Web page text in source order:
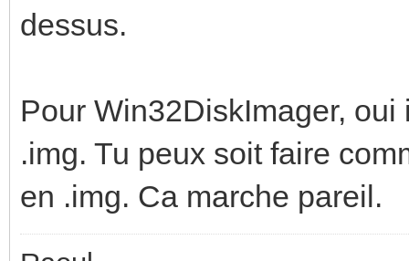
dessus.
Pour Win32DiskImager,
.img. Tu peux soit faire
en .img. Ca marche pareil.